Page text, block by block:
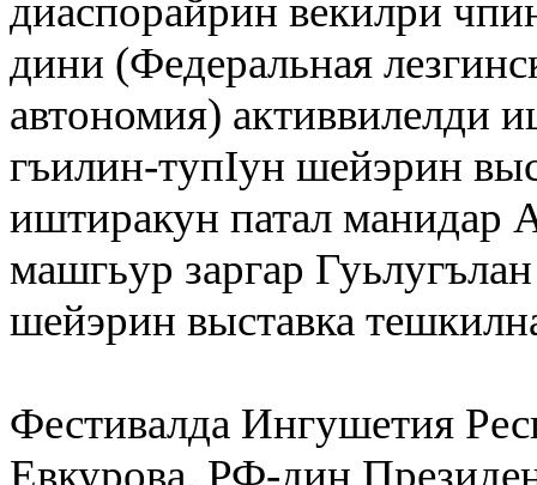
диаспорайрин векилри
дини (Федеральная
автономия) активвилелди
гъилин-тупIун шейэрин
иштиракун патал манидар
машгьур заргар
шейэрин выставка
Фестивалда Ингушетия
Евкурова, РФ-дин